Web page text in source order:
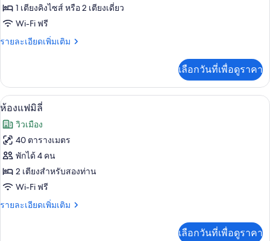
Executive
Club
1 เตียงคิงไซส์ หรือ 2 เตียงเดี่ยว
Wi-Fi ฟรี
รายละเอียดเพิ่มเติม
ราย
เกี่ยว
กับ
Executive
เลือกวันที่เพื่อดูราคา
เปิด
ภาพถ่าย
ทั้งหมด
ของ
ห้อง
แฟ
มิ
5
ห้องแฟมิลี่
วิวเมือง
40 ตารางเมตร
พักได้ 4 คน
2 เตียงสำหรับสองท่าน
Wi-Fi ฟรี
รายละเอียดเพิ่มเติม
ราย
เลือกวันที่เพื่อดูราคา